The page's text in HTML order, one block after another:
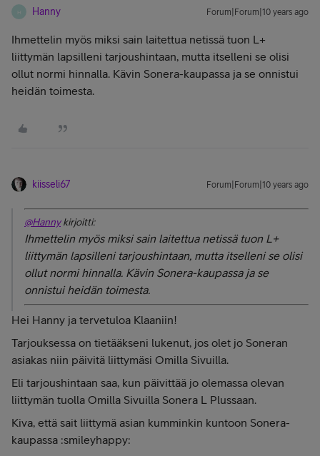
H Hanny Forum|Forum|10 years ago
Ihmettelin myös miksi sain laitettua netissä tuon L+
liittymän lapsilleni tarjoushintaan, mutta itselleni se olisi
ollut normi hinnalla. Kävin Sonera-kaupassa ja se onnistui
heidän toimesta.
kiisseli67 Forum|Forum|10 years ago
@Hannykirjoitti:
Ihmettelin myös miksi sain laitettua netissä tuon L+
liittymän lapsilleni tarjoushintaan, mutta itselleni se olisi
ollut normi hinnalla. Kävin Sonera-kaupassa ja se
onnistui heidän toimesta.
Hei Hanny ja tervetuloa Klaaniin!
Tarjouksessa on tietääkseni lukenut, jos olet jo Soneran
asiakas niin päivitä liittymäsi Omilla Sivuilla.
Eli tarjoushintaan saa, kun päivittää jo olemassa olevan
liittymän tuolla Omilla Sivuilla Sonera L Plussaan.
Kiva, että sait liittymä asian kumminkin kuntoon Sonera-
kaupassa :smileyhappy: